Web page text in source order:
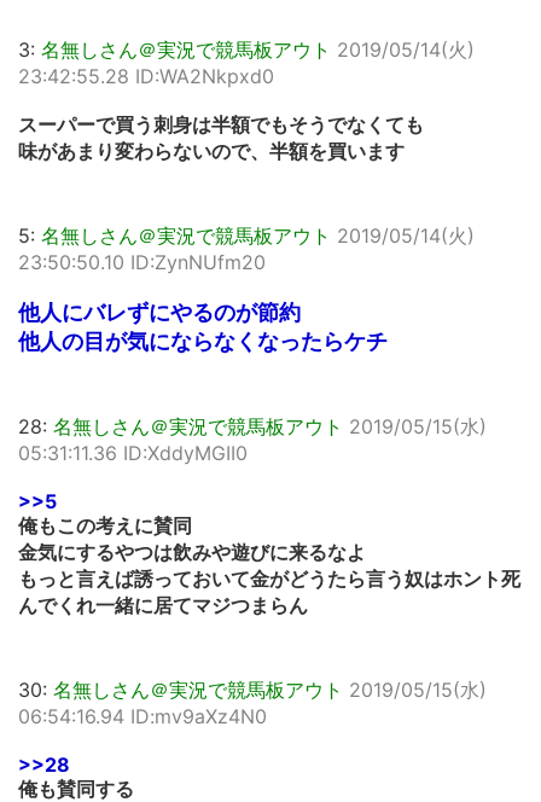
3: 名無しさん＠実況で競馬板アウト 2019/05/14(火)
23:42:55.28 ID:WA2Nkpxd0
スーパーで買う刺身は半額でもそうでなくても
味があまり変わらないので、半額を買います
5: 名無しさん＠実況で競馬板アウト 2019/05/14(火)
23:50:50.10 ID:ZynNUfm20
他人にバレずにやるのが節約
他人の目が気にならなくなったらケチ
28: 名無しさん＠実況で競馬板アウト 2019/05/15(水)
05:31:11.36 ID:XddyMGII0
>>5
俺もこの考えに賛同
金気にするやつは飲みや遊びに来るなよ
もっと言えば誘っておいて金がどうたら言う奴はホント死
んでくれ一緒に居てマジつまらん
30: 名無しさん＠実況で競馬板アウト 2019/05/15(水)
06:54:16.94 ID:mv9aXz4N0
>>28
俺も賛同する